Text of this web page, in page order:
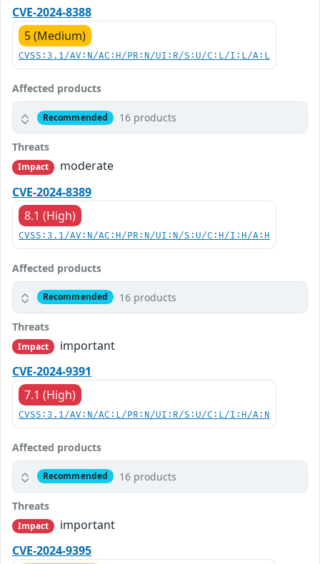
CVE-2024-8388
5 (Medium)
CVSS:3.1/AV:N/AC:H/PR:N/UI:R/S:U/C:L/I:L/A:L
Affected products
Recommended 16 products
Threats
Impact
moderate
CVE-2024-8389
8.1 (High)
CVSS:3.1/AV:N/AC:H/PR:N/UI:N/S:U/C:H/I:H/A:H
Affected products
Recommended 16 products
Threats
Impact
important
CVE-2024-9391
7.1 (High)
CVSS:3.1/AV:N/AC:L/PR:N/UI:R/S:U/C:L/I:H/A:N
Affected products
Recommended 16 products
Threats
Impact
important
CVE-2024-9395